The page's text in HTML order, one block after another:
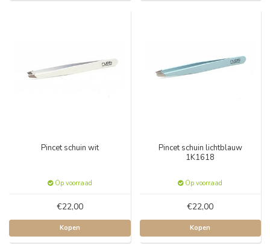
Pincet schuin wit
Op voorraad
€22,00
Kopen
Pincet schuin lichtblauw
1K1618
Op voorraad
€22,00
Kopen